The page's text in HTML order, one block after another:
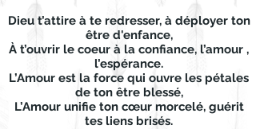
Dieu t’attire à te redresser, à déployer ton
être d'enfance,
À t’ouvrir le coeur à la confiance, l’amour ,
l’espérance.
L’Amour est la force qui ouvre les pétales
de ton être blessé,
L’Amour unifie ton cœur morcelé, guérit
tes liens brisés.